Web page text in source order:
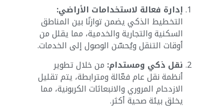
إدارة فعالة لاستخدامات الأراضي:
التخطيط الذكي يضمن توازنًا بين المناطق
السكنية والتجارية والخدمية، مما يقلل من
أوقات التنقل ويُحسّن الوصول إلى الخدمات.
نقل ذكي ومستدام: من خلال تطوير
أنظمة نقل عام فعّالة ومترابطة، يتم تقليل
الازدحام المروري والانبعاثات الكربونية، مما
يخلق بيئة صحية أكثر.